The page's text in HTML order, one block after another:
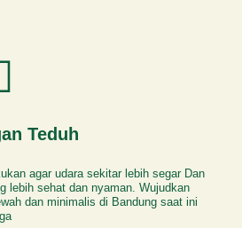
Teduh
agar udara sekitar lebih segar Dan
lebih sehat dan nyaman. Wujudkan
dan minimalis di Bandung saat ini